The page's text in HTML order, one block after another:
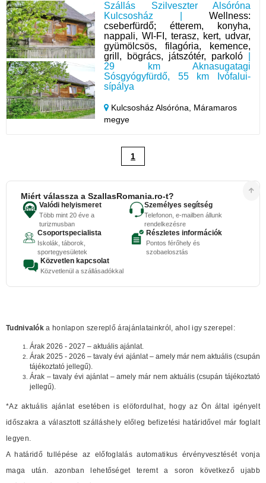
Szállás Szilveszter Alsóróna
Kulcsosház | Wellness:
cseberfürdő; étterem, konyha,
nappali, WI-FI, terasz, kert, udvar,
gyümölcsös, filagória, kemence,
grill, bögrács, játszótér, parkoló
29 km Aknasugatagi
Sósgyógyfürdő, 55 km Ivófalui-
sípálya
Kulcsosház Alsóróna, Máramaros
megye
1
Miért válassza a SzallasRomania.ro-t?
Valódi helyismeret
Több mint 20 éve a
turizmusban
Személyes segítség
Telefonon, e-mailben állunk
rendelkezésre
Csoportspecialista
Iskolák, táborok,
sportegyesületek
Részletes információk
Pontos férőhely és
szobaelosztás
Közvetlen kapcsolat
Közvetlenül a szállásadókkal
Tudnivalók a honlapon szereplő árajánlatainkról, ahol igy szerepel:
Árak 2026 - 2027 – aktuális ajánlat.
Árak 2025 - 2026 – tavaly évi ajánlat – amely már nem aktuális (csupán
tájékoztató jellegű).
Árak – tavaly évi ajánlat – amely már nem aktuális (csupán tájékoztató
jellegű).
*Az aktuális ajánlat esetében is elöfordulhat, hogy az Ön által igényelt
időszakra a választott szálláshely előleg befizetési határidővel már foglalt
legyen.
A határidő tullépése az előfoglalás automatikus érvényvesztését vonja
maga után. azonban lehetőséget teremt a soron következő ujabb